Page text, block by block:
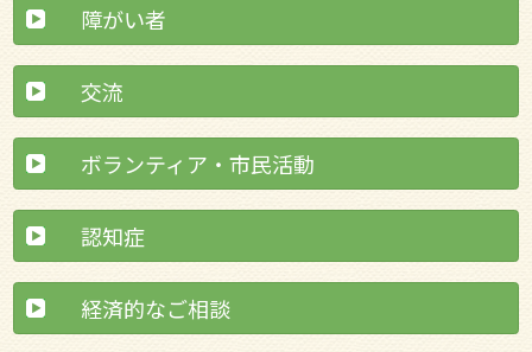
障がい者
交流
ボランティア・市民活動
認知症
経済的なご相談